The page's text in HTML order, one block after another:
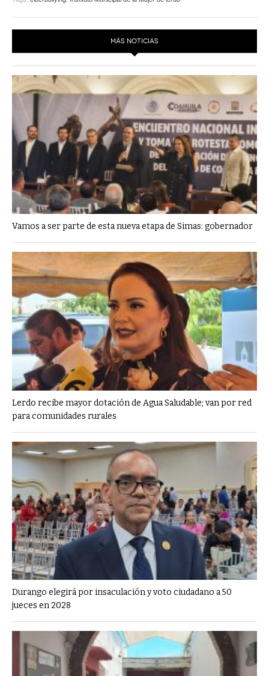
MÁS NOTICIAS
Vamos a ser parte de esta nueva etapa de Simas: gobernador
Lerdo recibe mayor dotación de Agua Saludable; van por red
para comunidades rurales
Durango elegirá por insaculación y voto ciudadano a 50
jueces en 2028